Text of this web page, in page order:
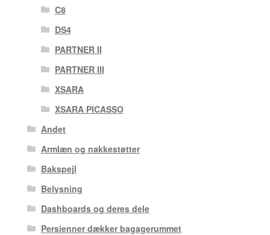
C8
DS4
PARTNER II
PARTNER III
XSARA
XSARA PICASSO
Andet
Armlæn og nakkestøtter
Bakspejl
Belysning
Dashboards og deres dele
Persienner dækker bagagerummet